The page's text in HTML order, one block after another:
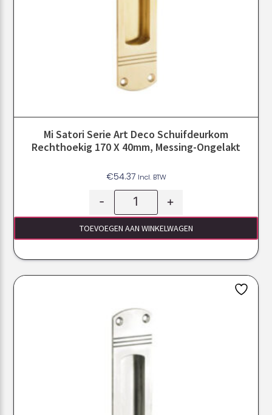
Mi Satori Serie Art Deco Schuifdeurkom
Rechthoekig 170 X 40mm, Messing-Ongelakt
€54.37 Incl. BTW
- +
TOEVOEGEN AAN WINKELWAGEN